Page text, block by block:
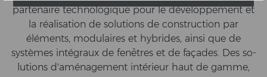
par­ten­aire tech­no­lo­gi­que pour le développement et
la réalisation de so­lu­ti­ons de con­struc­tion par
éléments, mo­du­lai­res et hy­bri­des, ainsi que de
systèmes intégraux de fenêtres et de façades. Des so­
lu­ti­ons d'aménagement intérieur haut de gamme,